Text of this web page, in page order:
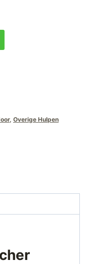
, Overige Hulpen